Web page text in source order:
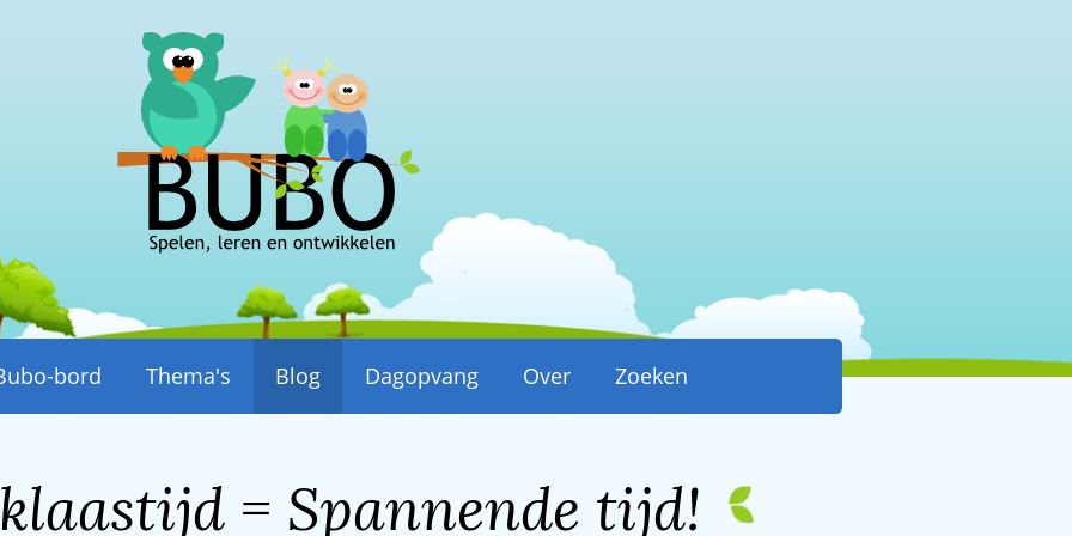
bord Thema's Blog Dagopvang Over Zoeken
= Spannende tijd!